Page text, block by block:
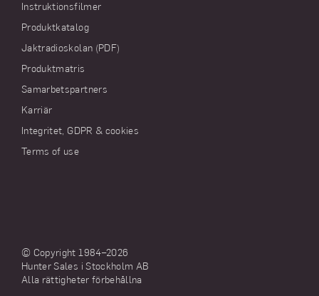
Instruktionsfilmer
Produktkatalog
Jaktradioskolan (PDF)
Produktmatris
Samarbetspartners
Karriär
Integritet, GDPR & cookies
Terms of use
© Copyright 1984–2026
Hunter Sales i Stockholm AB
Alla rättigheter förbehållna